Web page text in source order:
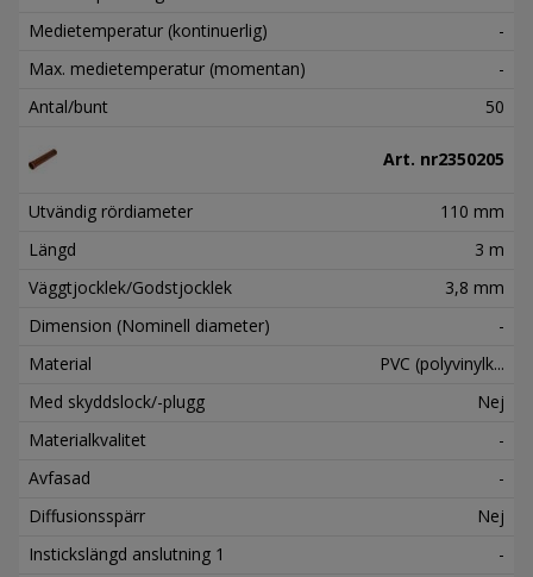
Medietemperatur (kontinuerlig)
-
Max. medietemperatur (momentan)
-
Antal/bunt
50
Art. nr2350205
Utvändig rördiameter
110 mm
Längd
3 m
Väggtjocklek/Godstjocklek
3,8 mm
Dimension (Nominell diameter)
-
Material
PVC (polyvinylk...
Med skyddslock/-plugg
Nej
Materialkvalitet
-
Avfasad
-
Diffusionsspärr
Nej
Instickslängd anslutning 1
-